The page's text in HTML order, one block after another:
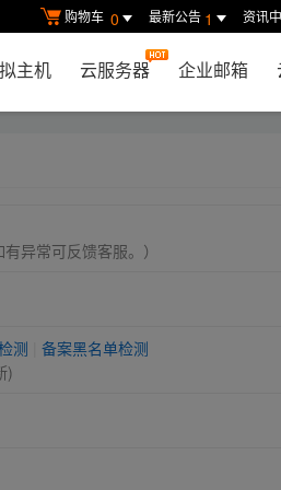
购物车 0 最新公告 1 资讯
主机 云服务器 企业邮箱
异常可反馈客服。）
测
备案黑名单检测
)